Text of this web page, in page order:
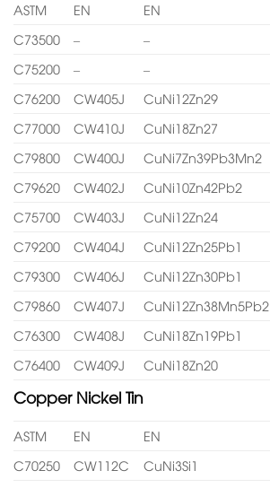
ASTM EN EN
C73500
– –
C75200
– –
C76200
CW405J CuNi12Zn29
C77000
CW410J CuNi18Zn27
C79800
CW400J CuNi7Zn39Pb3Mn2
C79620
CW402J CuNi10Zn42Pb2
C75700
CW403J CuNi12Zn24
C79200
CW404J CuNi12Zn25Pb1
C79300
CW406J CuNi12Zn30Pb1
C79860
CW407J CuNi12Zn38Mn5Pb2
C76300
CW408J CuNi18Zn19Pb1
C76400
CW409J CuNi18Zn20
Copper Nickel Tin
ASTM EN EN
C70250
CW112C CuNi3Si1